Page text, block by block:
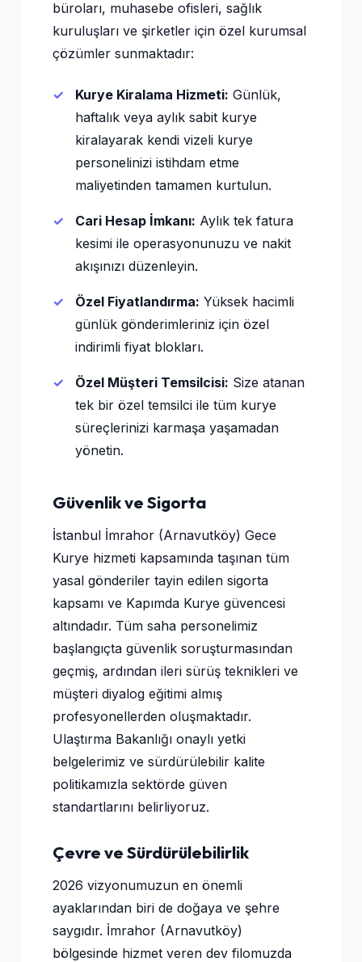
büroları, muhasebe ofisleri, sağlık
kuruluşları ve şirketler için özel kurumsal
çözümler sunmaktadır:
Kurye Kiralama Hizmeti: Günlük,
haftalık veya aylık sabit kurye
kiralayarak kendi vizeli kurye
personelinizi istihdam etme
maliyetinden tamamen kurtulun.
Cari Hesap İmkanı: Aylık tek fatura
kesimi ile operasyonunuzu ve nakit
akışınızı düzenleyin.
Özel Fiyatlandırma: Yüksek hacimli
günlük gönderimleriniz için özel
indirimli fiyat blokları.
Özel Müşteri Temsilcisi: Size atanan
tek bir özel temsilci ile tüm kurye
süreçlerinizi karmaşa yaşamadan
yönetin.
Güvenlik ve Sigorta
İstanbul İmrahor (Arnavutköy) Gece
Kurye hizmeti kapsamında taşınan tüm
yasal gönderiler tayin edilen sigorta
kapsamı ve Kapımda Kurye güvencesi
altındadır. Tüm saha personelimiz
başlangıçta güvenlik soruşturmasından
geçmiş, ardından ileri sürüş teknikleri ve
müşteri diyalog eğitimi almış
profesyonellerden oluşmaktadır.
Ulaştırma Bakanlığı onaylı yetki
belgelerimiz ve sürdürülebilir kalite
politikamızla sektörde güven
standartlarını belirliyoruz.
Çevre ve Sürdürülebilirlik
2026 vizyonumuzun en önemli
ayaklarından biri de doğaya ve şehre
saygıdır. İmrahor (Arnavutköy)
bölgesinde hizmet veren dev filomuzda